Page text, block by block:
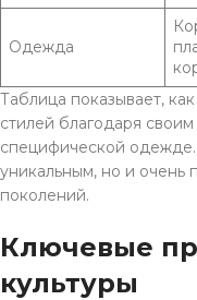
Одежда
Таблица показывает,
стилей благодаря
специфической одежде.
уникальным, но и очень
поколений.
Ключевые
культуры